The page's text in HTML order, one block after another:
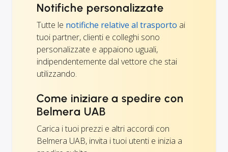
Notifiche personalizzate
Tutte le notifiche relative al trasporto ai
tuoi partner, clienti e colleghi sono
personalizzate e appaiono uguali,
indipendentemente dal vettore che stai
utilizzando.
Come iniziare a spedire con
Belmera UAB
Carica i tuoi prezzi e altri accordi con
Belmera UAB, invita i tuoi utenti e inizia a